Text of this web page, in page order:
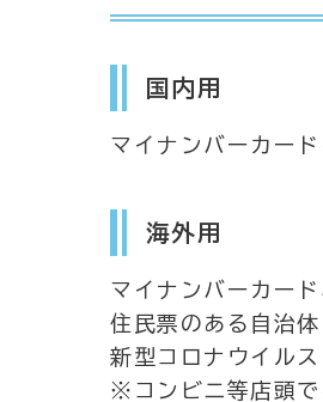
国内用
マイナンバーカー
海外用
マイナンバーカー
住民票のある自治
新型コロナウイル
※コンビニ等店頭で